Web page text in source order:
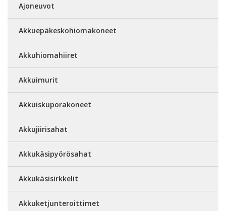
Ajoneuvot
Akkuepäkeskohiomakoneet
Akkuhiomahiiret
Akkuimurit
Akkuiskuporakoneet
Akkujiirisahat
Akkukäsipyörösahat
Akkukäsisirkkelit
Akkuketjunteroittimet